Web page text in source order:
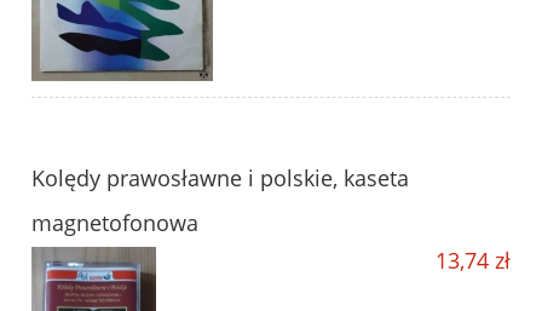
Kolędy prawosławne i polskie, kaseta
magnetofonowa
13,74 zł